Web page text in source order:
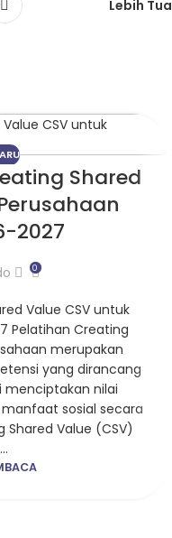
Lebih Tua
Shared
2027
0
Value CSV untuk
Pelatihan Creating
merupakan
yang dirancang
nilai
sosial secara
Shared Value (CSV)